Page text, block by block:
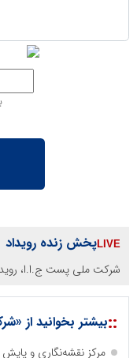
پخش زنده رویداد
شرکت ملی پست ج.ا.ا،
::بیشتر بخوانید از
مرکز نقشه‌نگاری و